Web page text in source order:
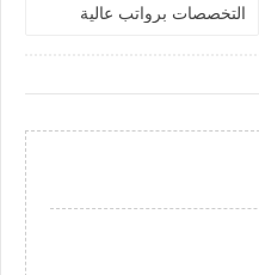
التخصصات برواتب عالية